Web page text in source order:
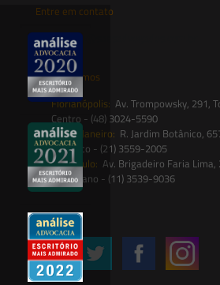
Entre em contato
contato@saesadvogados.com.br
Onde estamos
Florianópolis: Av. Trompowsky, 291,
Centro - (48) 3024-5590
Rio de Janeiro: R. Jardim Botânico,
Botânico - (21) 3559-2005
São Paulo: Av. Brigadeiro Faria Lima,
Paulistano - (11) 3539-9036
Siga-nos